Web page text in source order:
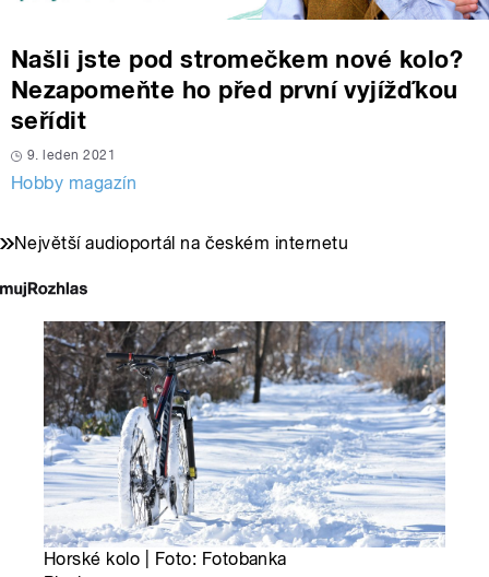
Našli jste pod stromečkem nové kolo?
Nezapomeňte ho před první vyjížďkou
seřídit
9. leden 2021
Hobby magazín
Největší audioportál na českém internetu
Horské kolo | Foto: Fotobanka